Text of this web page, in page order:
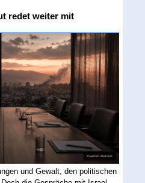
redet weiter mit
und Gewalt, den politischen